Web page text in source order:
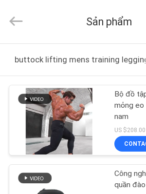
CÁC
SẢN
PHẨM
CHÚNG
TÔI
Fumao
Technology
All
Reserved.
Sản phẩm
buttock lifting mens training
Bộ đồ
mỏng
nam
Công
quần